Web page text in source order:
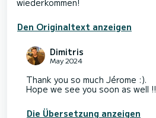
Den Originaltext anzeigen
Dimitris
May 2024
Thank you so much Jérome :).
Hope we see you soon as well !!
Die Übersetzung anzeigen